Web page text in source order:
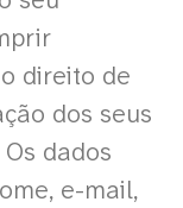
direito de
dos seus
dados
e-mail,